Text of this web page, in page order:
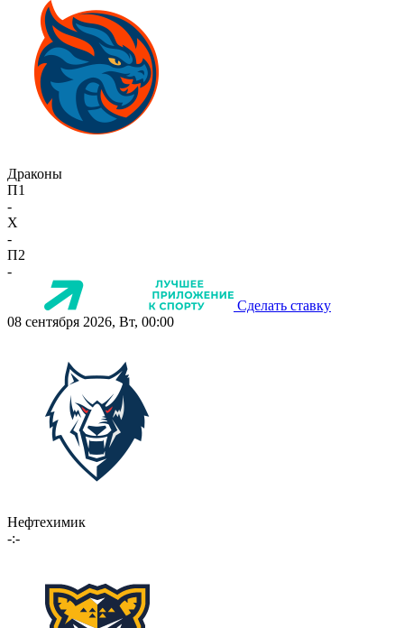
Драконы
П1
-
X
-
П2
-
Сделать ставку
08 сентября 2026, Вт, 00:00
Нефтехимик
-:-